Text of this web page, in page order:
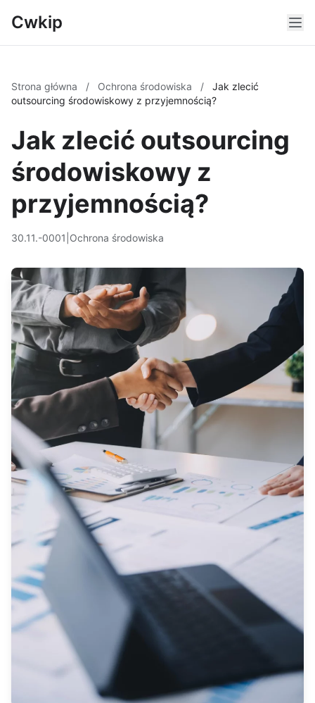
Cwkip
Strona główna / Ochrona środowiska /
Jak zlecić
outsourcing środowiskowy z przyjemnością?
Jak zlecić outsourcing
środowiskowy z
przyjemnością?
30.11.-0001 Ochrona środowiska